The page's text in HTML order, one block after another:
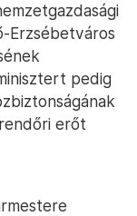
Erzsébetváros
pedig
erőt